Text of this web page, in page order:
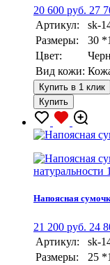
20 600 руб. 27
Артикул:
sk-
Размеры:
30
Цвет:
Вид кожи:
Купить в 1 клик
Купить
натуральности
Напоясная
21 200 руб. 24
Артикул:
sk-
Размеры:
25